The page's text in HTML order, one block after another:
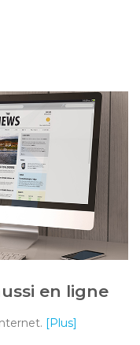
en ligne
[Plus]